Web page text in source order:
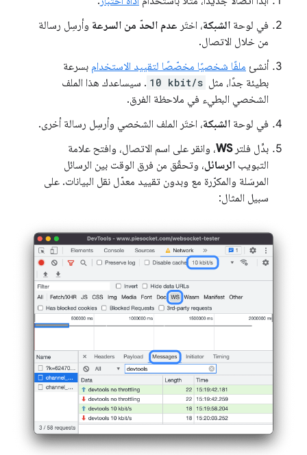
في لوحة الشبكة، اختَر عدم الحدّ من السرعة وأرسِل رسالة
من خلال الاتصال.
أنشئ ملفًا شخصيًا مخصّصًا لتقييد الاستخدام بسرعة
بطيئة جدًا، مثل 10 kbit/s . سيساعدك هذا الملف
الشخصي البطيء في ملاحظة الفرق.
في لوحة الشبكة، اختَر الملف الشخصي وأرسِل رسالة أخرى.
بدِّل فلترWS، وانقر على اسم الاتصال، وافتح علامة
التبويب الرسائل، وتحقّق من فرق الوقت بين الرسائل
المرسَلة والمكرّرة مع وبدون تقييد معدّل نقل البيانات. على
سبيل المثال: